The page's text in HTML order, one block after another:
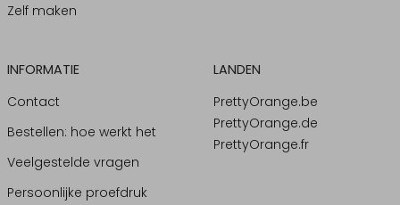
Zelf maken
INFORMATIE
Contact
Bestellen: hoe werkt het
Veelgestelde vragen
Persoonlijke proefdruk
LANDEN
PrettyOrange.be
PrettyOrange.de
PrettyOrange.fr